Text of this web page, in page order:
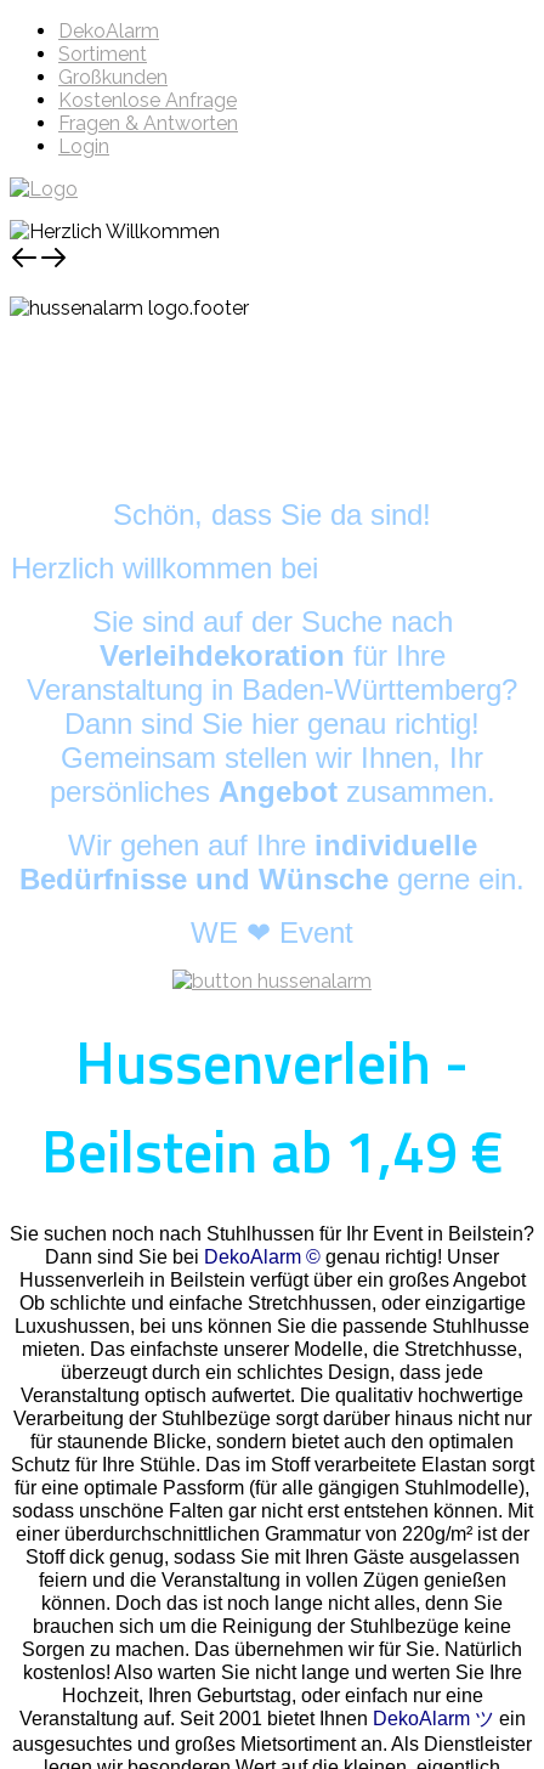
DekoAlarm
Sortiment
Großkunden
Kostenlose Anfrage
Fragen & Antworten
Login
Schön, dass Sie da sind!
Herzlich willkommen bei
Sie sind auf der Suche nach
Verleihdekoration für Ihre
Veranstaltung in Baden-Württemberg?
Dann sind Sie hier genau richtig!
Gemeinsam stellen wir Ihnen, Ihr
persönliches Angebot zusammen.
Wir gehen auf Ihre individuelle
Bedürfnisse und Wünsche gerne ein.
WE ❤ Event
Hussenverleih -
Beilstein ab 1,49 €
Sie suchen noch nach Stuhlhussen für Ihr Event in Beilstein?
Dann sind Sie bei DekoAlarm © genau richtig! Unser
Hussenverleih in Beilstein verfügt über ein großes Angebot
Ob schlichte und einfache Stretchhussen, oder einzigartige
Luxushussen, bei uns können Sie die passende Stuhlhusse
mieten. Das einfachste unserer Modelle, die Stretchhusse,
überzeugt durch ein schlichtes Design, dass jede
Veranstaltung optisch aufwertet. Die qualitativ hochwertige
Verarbeitung der Stuhlbezüge sorgt darüber hinaus nicht nur
für staunende Blicke, sondern bietet auch den optimalen
Schutz für Ihre Stühle. Das im Stoff verarbeitete Elastan sorgt
für eine optimale Passform (für alle gängigen Stuhlmodelle),
sodass unschöne Falten gar nicht erst entstehen können. Mit
einer überdurchschnittlichen Grammatur von 220g/m² ist der
Stoff dick genug, sodass Sie mit Ihren Gäste ausgelassen
feiern und die Veranstaltung in vollen Zügen genießen
können. Doch das ist noch lange nicht alles, denn Sie
brauchen sich um die Reinigung der Stuhlbezüge keine
Sorgen zu machen. Das übernehmen wir für Sie. Natürlich
kostenlos! Also warten Sie nicht lange und werten Sie Ihre
Hochzeit, Ihren Geburtstag, oder einfach nur eine
Veranstaltung auf. Seit 2001 bietet Ihnen DekoAlarm ツ ein
ausgesuchtes und großes Mietsortiment an. Als Dienstleister